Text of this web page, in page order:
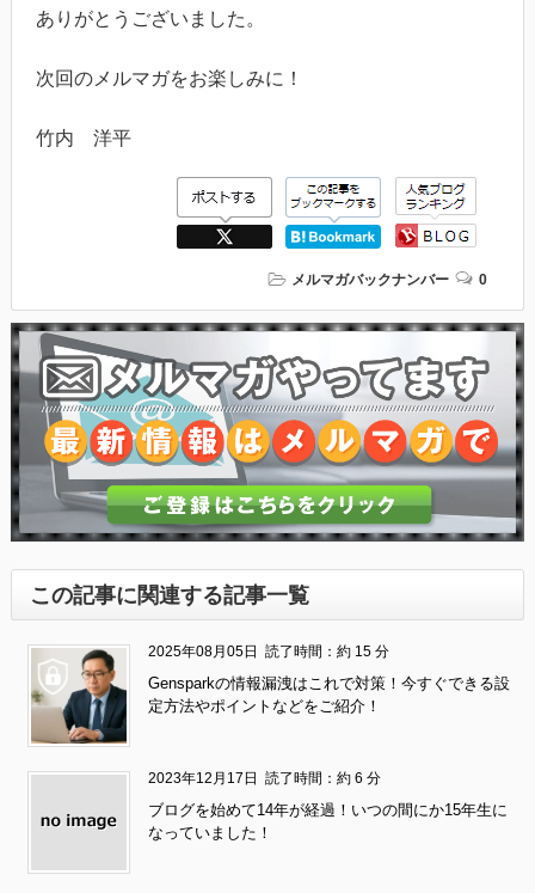
ありがとうございました。
次回のメルマガをお楽しみに！
竹内 洋平
メルマガバックナンバー 0
この記事に関連する記事一覧
2025年08月05日読了時間：約 15 分
Gensparkの情報漏洩はこれで対策！今すぐできる設
定方法やポイントなどをご紹介！
2023年12月17日読了時間：約 6 分
ブログを始めて14年が経過！いつの間にか15年生に
なっていました！